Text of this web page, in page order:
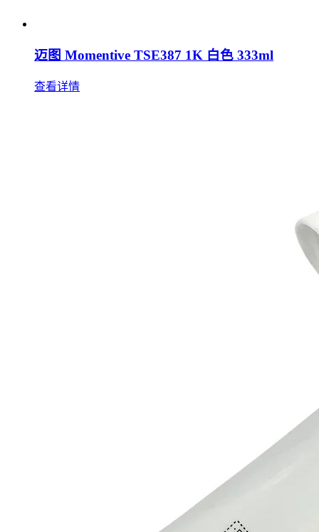
迈图 Momentive TSE387 1K 白色 333ml
查看详情